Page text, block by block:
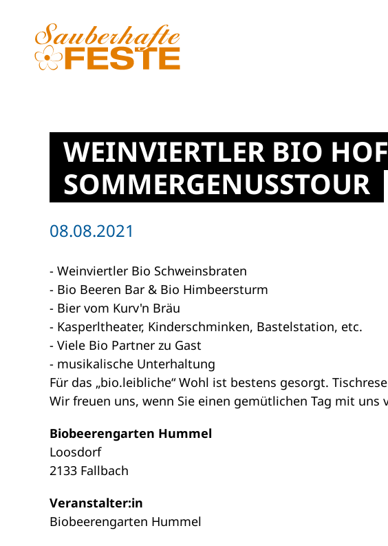
Zum Hauptinhalt springen
WEINVIERTLER BIO
SOMMERGENUSSTOUR
08.08.2021
- Weinviertler Bio Schweinsbraten
- Bio Beeren Bar & Bio Himbeersturm
- Bier vom Kurv'n Bräu
- Kasperltheater, Kinderschminken, Bastelstation, etc.
- Viele Bio Partner zu Gast
- musikalische Unterhaltung
Für das „bio.leibliche“ Wohl ist bestens gesorgt.
Wir freuen uns, wenn Sie einen gemütlichen Tag mit uns
Biobeerengarten Hummel
Loosdorf
2133 Fallbach
Veranstalter:in
Biobeerengarten Hummel